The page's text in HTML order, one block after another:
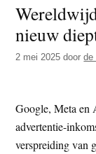
nieuw
2 mei 2025 doorde
Google, Meta en
advertentie-
verspreiding van